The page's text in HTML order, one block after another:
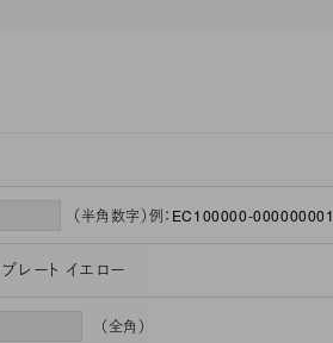
（半角数字）例：EC100000-000000001
レート イエロー
（全角）